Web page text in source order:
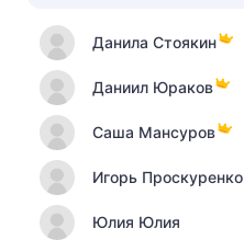
Данила Стоякин
Даниил Юраков
Саша Мансуров
Игорь Проскуренко
Юлия Юлия